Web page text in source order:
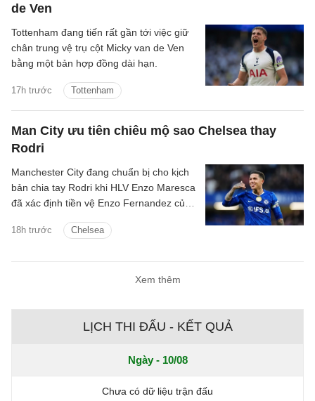
de Ven
17h trước Tottenham
Tottenham đang tiến rất gần tới việc giữ
chân trung vệ trụ cột Micky van de Ven
bằng một bản hợp đồng dài hạn.
Man City ưu tiên chiêu mộ sao Chelsea thay
Rodri
18h trước Chelsea
Manchester City đang chuẩn bị cho kịch
bản chia tay Rodri khi HLV Enzo Maresca
đã xác định tiền vệ Enzo Fernandez của
ngôi sao người Tây Ban Nha.
Xem thêm
LỊCH THI ĐẤU - KẾT QUẢ
Ngày - 10/08
Chưa có dữ liệu trận đấu